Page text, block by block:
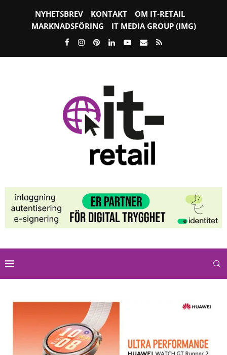
NYHETSBREV KONTAKT
OM IT-RETAIL
MARKNADSFÖRING
IT MEDIA GROUP (IMG)